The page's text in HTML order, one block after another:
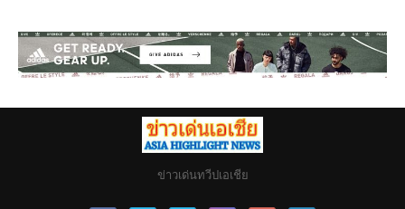
ข่าวเด่นทวีปเอเชีย